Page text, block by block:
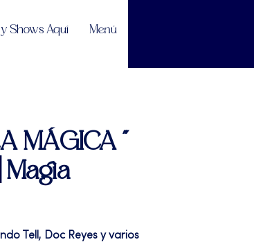
Shows Aquí Menú
MÁGICA "
Magia
Tell, Doc Reyes y varios